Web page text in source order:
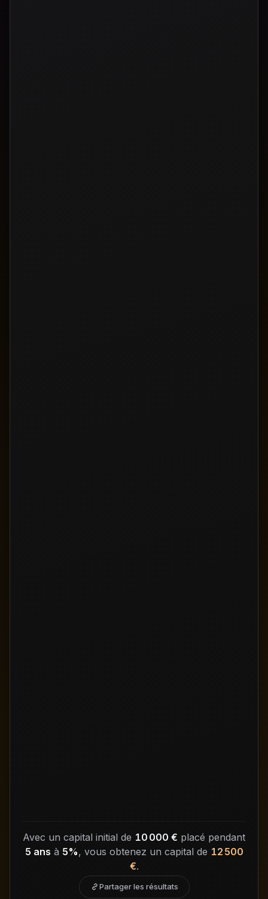
Avec un capital initial de 10 000 € placé pendant
5 ans à 5%, vous obtenez un capital de 12 500
€.
Partager les résultats